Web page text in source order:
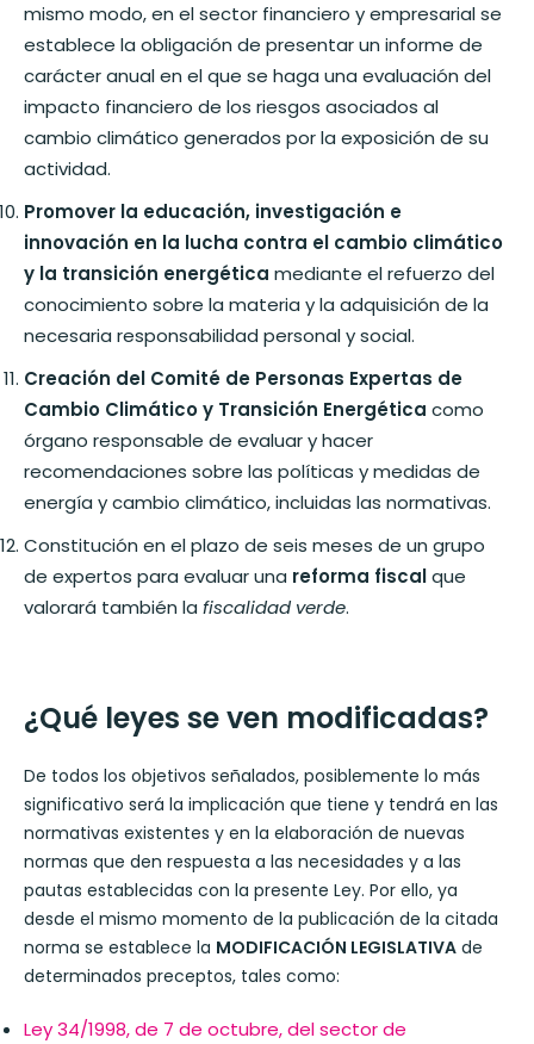
mismo modo, en el sector financiero y empresarial se
establece la obligación de presentar un informe de
carácter anual en el que se haga una evaluación del
impacto financiero de los riesgos asociados al
cambio climático generados por la exposición de su
actividad.
Promover la educación, investigación e
innovación en la lucha contra el cambio climático
y la transición energética mediante el refuerzo del
conocimiento sobre la materia y la adquisición de la
necesaria responsabilidad personal y social.
Creación del Comité de Personas Expertas de
Cambio Climático y Transición Energética como
órgano responsable de evaluar y hacer
recomendaciones sobre las políticas y medidas de
energía y cambio climático, incluidas las normativas.
Constitución en el plazo de seis meses de un grupo
de expertos para evaluar una reforma fiscalque
valorará también la fiscalidad verde.
¿Qué leyes se ven modificadas?
De todos los objetivos señalados, posiblemente lo más
significativo será la implicación que tiene y tendrá en las
normativas existentes y en la elaboración de nuevas
normas que den respuesta a las necesidades y a las
pautas establecidas con la presente Ley. Por ello, ya
desde el mismo momento de la publicación de la citada
norma se establece la MODIFICACIÓN LEGISLATIVA de
determinados preceptos, tales como:
Ley 34/1998, de 7 de octubre, del sector de